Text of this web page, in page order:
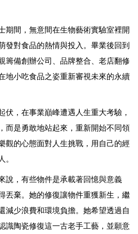
期間，無意間在生物藝術實驗室裡開
發對食品的熱情與投入。畢業後回到
籌備創辦公司、品牌整合、老店翻修
地小吃食品之姿重新審視未來的永續
伏，在事業巔峰遭遇人生重大考驗，
而是勇敢地站起來，重新開始不同領
觀的心態面對人生挑戰，用自己的經
。
說，有些物件是承載著回憶與意義
丟棄。她的修復讓物件重獲新生，繼
減少浪費和環境負擔。她希望透過自
識陶瓷修復這一古老手工藝，並願意